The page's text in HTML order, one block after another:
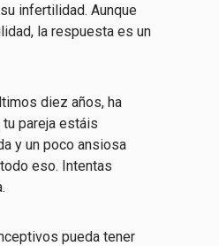
infertilidad. Aunque
la respuesta es un
diez años, ha
pareja estáis
y un poco ansiosa
eso. Intentas
pueda tener